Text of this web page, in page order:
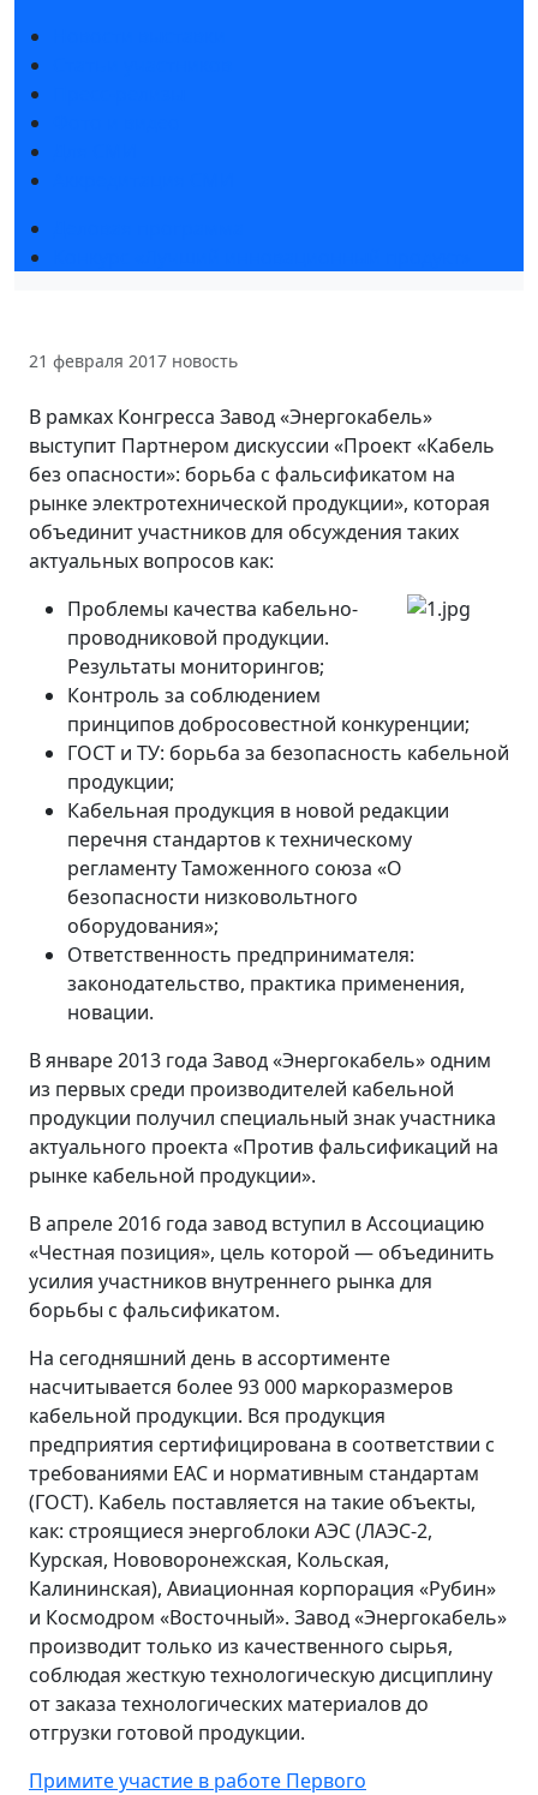
21 февраля 2017 новость
В рамках Конгресса Завод «Энергокабель»
выступит Партнером дискуссии «Проект «Кабель
без опасности»: борьба с фальсификатом на
рынке электротехнической продукции», которая
объединит участников для обсуждения таких
актуальных вопросов как:
Проблемы качества кабельно-
проводниковой продукции.
Результаты мониторингов;
Контроль за соблюдением
принципов добросовестной конкуренции;
ГОСТ и ТУ: борьба за безопасность кабельной
продукции;
Кабельная продукция в новой редакции
перечня стандартов к техническому
регламенту Таможенного союза «О
безопасности низковольтного
оборудования»;
Ответственность предпринимателя:
законодательство, практика применения,
новации.
В январе 2013 года Завод «Энергокабель» одним
из первых среди производителей кабельной
продукции получил специальный знак участника
актуального проекта «Против фальсификаций на
рынке кабельной продукции».
В апреле 2016 года завод вступил в Ассоциацию
«Честная позиция», цель которой — объединить
усилия участников внутреннего рынка для
борьбы с фальсификатом.
На сегодняшний день в ассортименте
насчитывается более 93 000 маркоразмеров
кабельной продукции. Вся продукция
предприятия сертифицирована в соответствии с
требованиями ЕАС и нормативным стандартам
(ГОСТ). Кабель поставляется на такие объекты,
как: строящиеся энергоблоки АЭС (ЛАЭС-2,
Курская, Нововоронежская, Кольская,
Калининская), Авиационная корпорация «Рубин»
и Космодром «Восточный». Завод «Энергокабель»
производит только из качественного сырья,
соблюдая жесткую технологическую дисциплину
от заказа технологических материалов до
отгрузки готовой продукции.
Примите участие в работе Первого